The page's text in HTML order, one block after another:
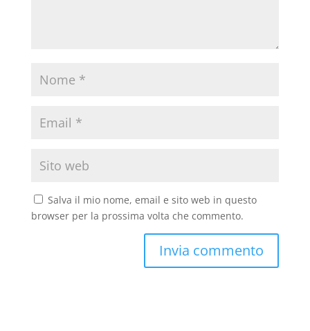
Salva il mio nome, email e sito web in questo
browser per la prossima volta che commento.